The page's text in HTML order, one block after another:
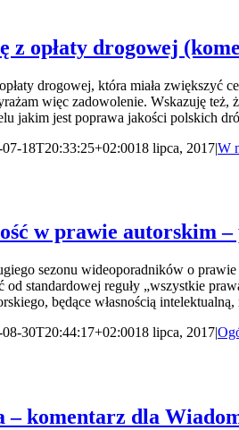
z opłaty drogowej
drogowej, która miała
więc zadowolenie. Wskazuję
jakim jest poprawa jakości polskich
07-18T20:33:25+02:0018 lipca, 2017|W
w prawie autorskim –
sezonu wideoporadników o
od standardowej reguły „wszystkie
będące własnością
08-30T20:44:17+02:0018 lipca, 2017|
– komentarz dla